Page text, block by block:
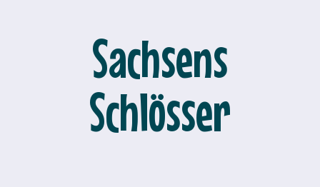
Sachsens
Schlösser